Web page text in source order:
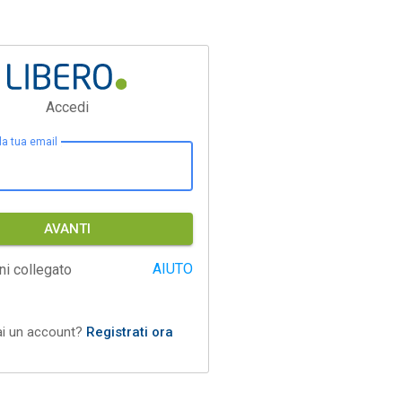
Accedi
tua email
AVANTI
collegato AIUTO
un account? Registrati ora